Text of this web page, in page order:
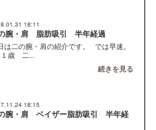
18:11
腕・肩 脂肪吸引 半年経過
は二の腕・肩の紹介です。 では早速。
１歳 二...
続きを見る
18:15
腕・肩 ベイザー脂肪吸引 半年経